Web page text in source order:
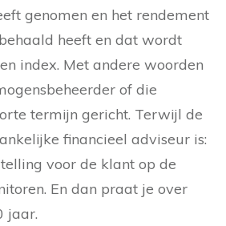
genomen en het rendement
heeft en dat wordt
index. Met andere woorden
of die
termijn gericht. Terwijl de
financieel adviseur is:
voor de klant op de
En dan praat je over
jaar.